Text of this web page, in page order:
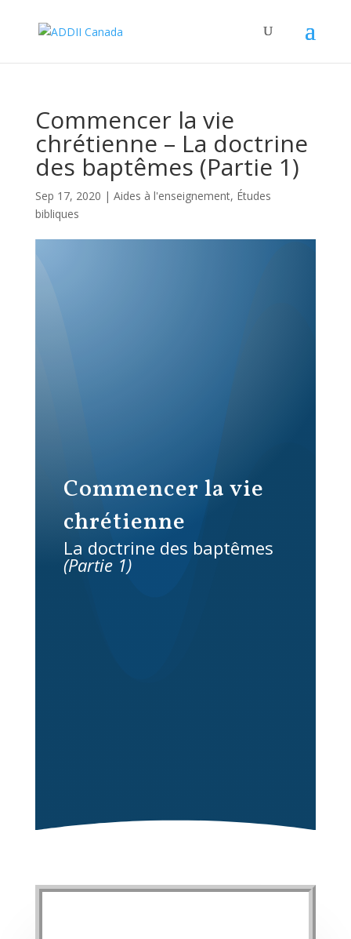
Commencer la vie
chrétienne – La doctrine
des baptêmes (Partie 1)
Sep 17, 2020 | Aides à l'enseignement, Études
bibliques
Commencer la vie
chrétienne
La doctrine des baptêmes
(Partie 1)